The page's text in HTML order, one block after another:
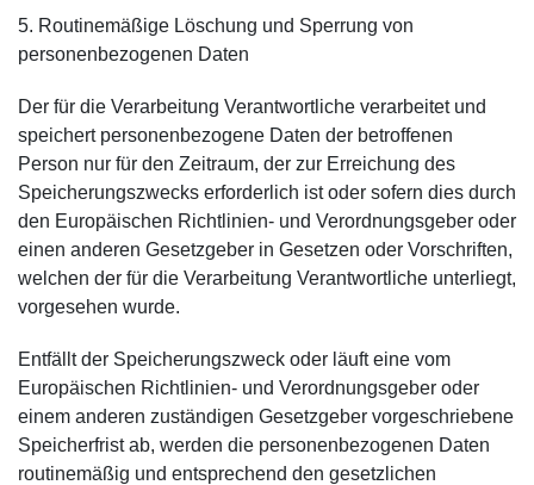
5. Routinemäßige Löschung und Sperrung von
personenbezogenen Daten
Der für die Verarbeitung Verantwortliche verarbeitet und
speichert personenbezogene Daten der betroffenen
Person nur für den Zeitraum, der zur Erreichung des
Speicherungszwecks erforderlich ist oder sofern dies durch
den Europäischen Richtlinien- und Verordnungsgeber oder
einen anderen Gesetzgeber in Gesetzen oder Vorschriften,
welchen der für die Verarbeitung Verantwortliche unterliegt,
vorgesehen wurde.
Entfällt der Speicherungszweck oder läuft eine vom
Europäischen Richtlinien- und Verordnungsgeber oder
einem anderen zuständigen Gesetzgeber vorgeschriebene
Speicherfrist ab, werden die personenbezogenen Daten
routinemäßig und entsprechend den gesetzlichen